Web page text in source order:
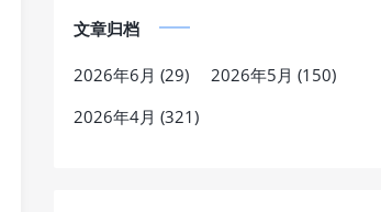
文章归档
2026年6月 (29)
2026年5月 (150)
2026年4月 (321)